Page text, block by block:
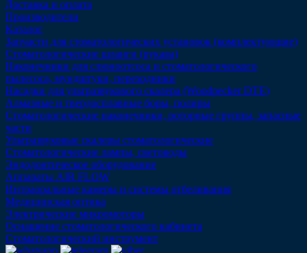
Доставка и оплата
Производители
Каталог
Запчасти для стоматологических установок (комплектующие)
Стоматологические шланги (рукава)
Наконечники для слюноотсоса и стоматологического
пылесоса, мундштуки, переходники
Насадки для ультразвукового скалера (Woodpecker DTE)
Алмазные и твердосплавные боры, полиры
Стоматологические наконечники, роторные группы, запасные
части
Ультразвуковые скалеры стоматологические
Стоматологические лампы, световоды
Эндодонтическое оборудование
Аппараты AIR FLOW
Интраоральные камеры и системы отбеливания
Медицинская оптика
Электрические микромоторы
Оснащение стоматологического кабинета
Стоматологический инструмент